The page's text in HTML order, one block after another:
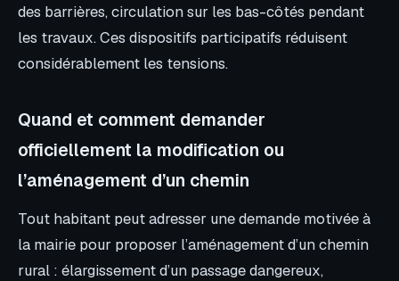
des barrières, circulation sur les bas-côtés pendant
les travaux. Ces dispositifs participatifs réduisent
considérablement les tensions.
Quand et comment demander
officiellement la modification ou
l’aménagement d’un chemin
Tout habitant peut adresser une demande motivée à
la mairie pour proposer l’aménagement d’un chemin
rural : élargissement d’un passage dangereux,